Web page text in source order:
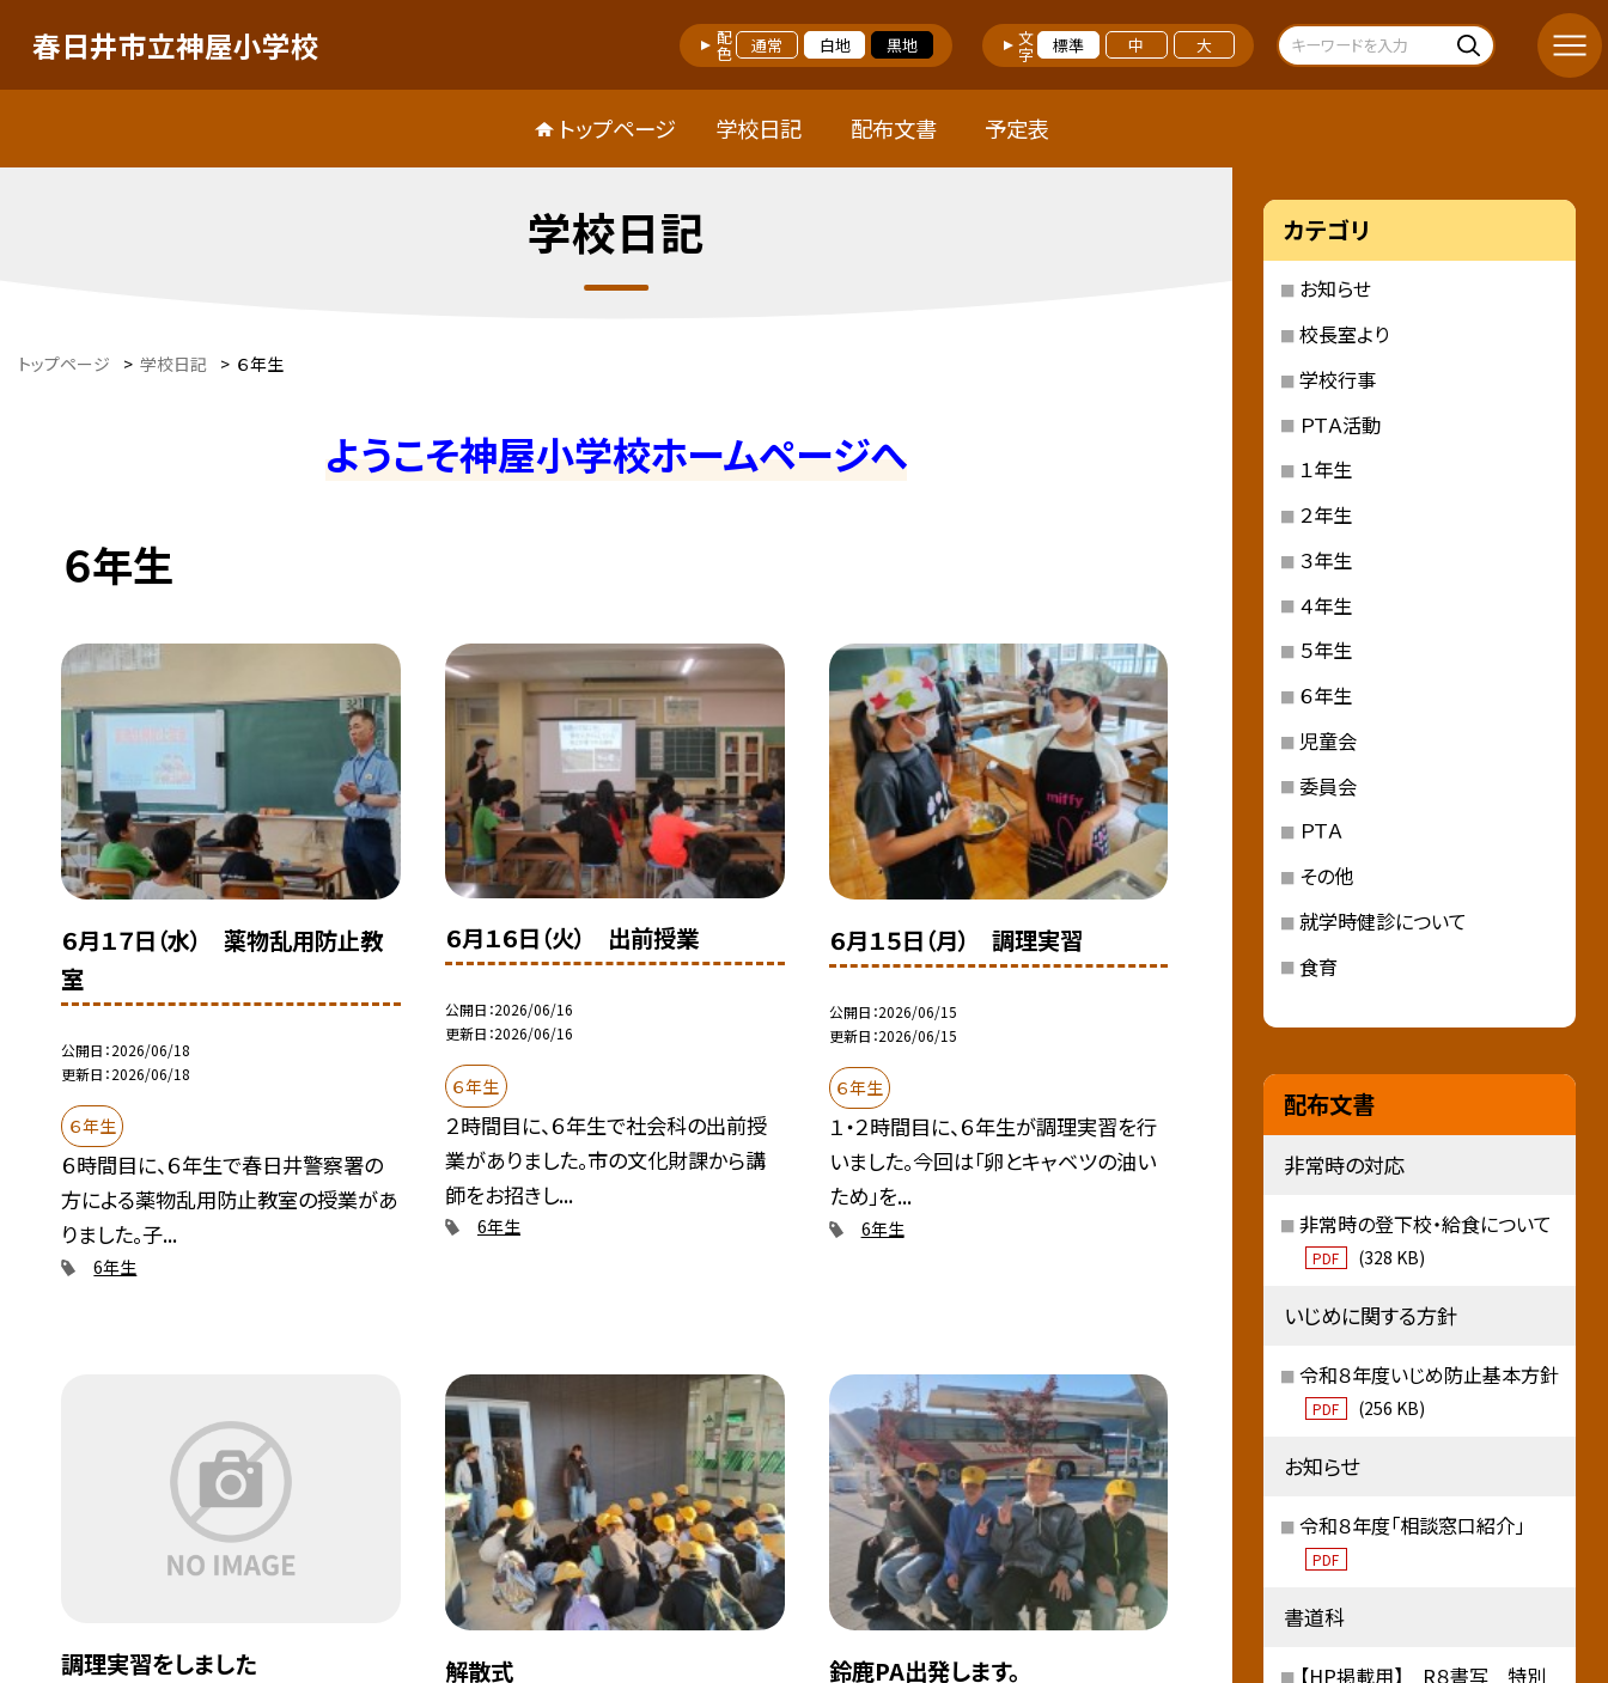
春日井市立神屋小学校 配色 通常 白地 黒地 文字 標準 中 大
トップページ 学校日記 配布文書 予定表
学校日記
トップページ > 学校日記 > ６年生
ようこそ神屋小学校ホームページへ
６年生
６月１７日（水） 薬物乱用防止教
室
公開日 2026/06/18
更新日 2026/06/18
６年生
６時間目に、６年生で春日井警察署の
方による薬物乱用防止教室の授業があ
りました。子...
6年生
６月１６日（火） 出前授業
公開日 2026/06/16
更新日 2026/06/16
６年生
２時間目に、６年生で社会科の出前授
業がありました。市の文化財課から講
師をお招きし...
6年生
６月１５日（月） 調理実習
公開日 2026/06/15
更新日 2026/06/15
６年生
１・２時間目に、６年生が調理実習を行
いました。今回は「卵とキャベツの油い
ため」を...
6年生
調理実習をしました 解散式 鈴鹿PA出発します。
カテゴリ
お知らせ
校長室より
学校行事
ＰＴＡ活動
１年生
２年生
３年生
４年生
５年生
６年生
児童会
委員会
ＰＴＡ
その他
就学時健診について
食育
配布文書
非常時の対応
非常時の登下校・給食について
PDF (328 KB)
いじめに関する方針
令和８年度いじめ防止基本方針
PDF (256 KB)
お知らせ
令和８年度「相談窓口紹介」
PDF
書道科
【HP掲載用】 R８書写 特別